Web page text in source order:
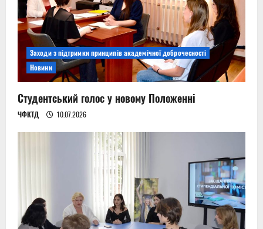
Заходи з підтримки принципів академічної доброчесності
Новини
Студентський голос у новому Положенні
ЧФКТД 10.07.2026